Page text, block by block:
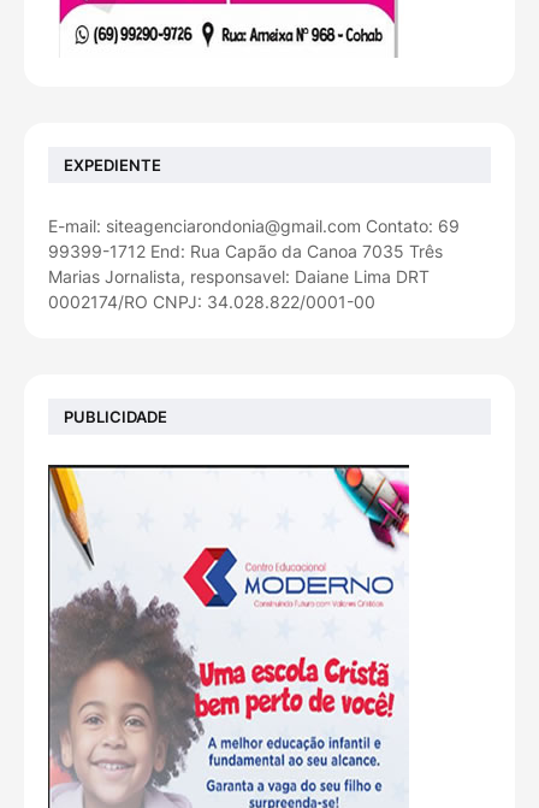
EXPEDIENTE
E-mail: siteagenciarondonia@gmail.com Contato: 69
99399-1712 End: Rua Capão da Canoa 7035 Três
Marias Jornalista, responsavel: Daiane Lima DRT
0002174/RO CNPJ: 34.028.822/0001-00
PUBLICIDADE